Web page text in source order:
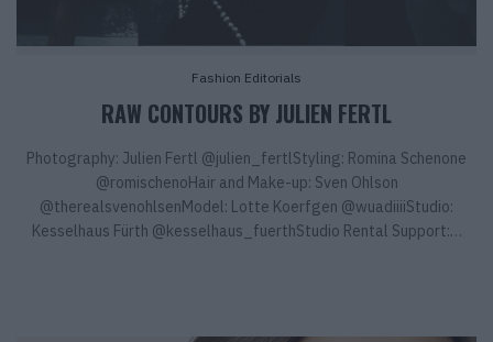
Fashion Editorials
RAW CONTOURS BY JULIEN FERTL
Photography: Julien Fertl @julien_fertlStyling: Romina Schenone
@romischenoHair and Make-up: Sven Ohlson
@therealsvenohlsenModel: Lotte Koerfgen @wuadiiiiStudio:
Kesselhaus Fürth @kesselhaus_fuerthStudio Rental Support:…